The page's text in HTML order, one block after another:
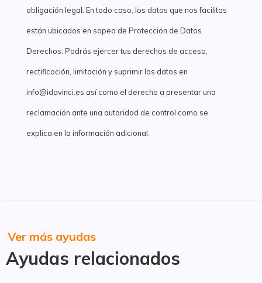
obligación legal. En todo caso, los datos que nos facilitas
están ubicados en sopeo de Protección de Datos.
Derechos: Podrás ejercer tus derechos de acceso,
rectificación, limitación y suprimir los datos en
info@idavinci.es así como el derecho a presentar una
reclamación ante una autoridad de control como se
explica en la información adicional.
Ayudas relacionados
Ver más ayudas